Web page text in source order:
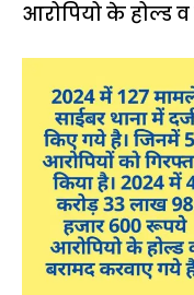
आरोपियो के होल्ड